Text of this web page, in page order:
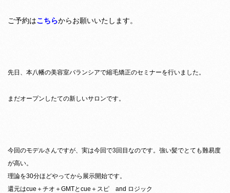
ご予約はこちらからお願いいたします。
先日、本八幡の美容室バランシアで縮毛矯正のセミナーを行いました。
まだオープンしたての新しいサロンです。
今回のモデルさんですが、実は今回で3回目なのです。強い髪でとても難易度
が高い。
理論を30分ほどやってから展示開始です。
還元はcue＋チオ＋GMTとcue＋スピ and ロジック